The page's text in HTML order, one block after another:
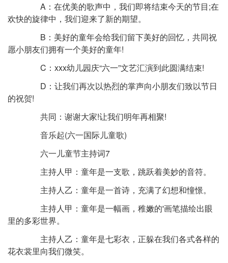
A：在优美的歌声中，我们即将结束今天的节目;在
欢快的旋律中，我们迎来了新的期望。
B：美好的童年会给我们留下美好的回忆，共同祝
愿小朋友们拥有一个美好的童年!
C：xxx幼儿园庆“六一”文艺汇演到此圆满结束!
D：让我们再次以热烈的掌声向小朋友们致以节日
的祝贺!
共同：谢谢大家!让我们明年再相聚!
音乐起(六一国际儿童歌)
六一儿童节主持词7
主持人甲：童年是一支歌，跳跃着美妙的音符。
主持人乙：童年是一首诗，充满了幻想和憧憬。
主持人甲：童年是一幅画，稚嫩的'画笔描绘出眼
里的多彩世界。
主持人乙：童年是七彩衣，正躲在我们各式各样的
花衣裳里向我们微笑。